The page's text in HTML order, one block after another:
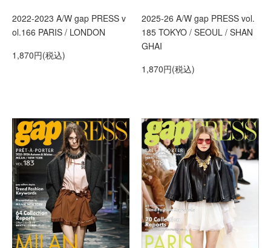
2022-2023 A/W gap PRESS v
ol.166 PARIS / LONDON
1,870円(税込)
2025-26 A/W gap PRESS vol.
185 TOKYO / SEOUL / SHAN
GHAI
1,870円(税込)